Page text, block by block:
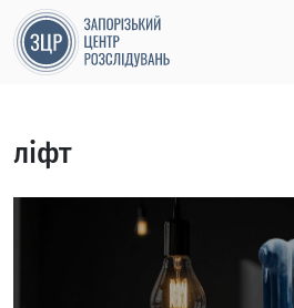
ліфт